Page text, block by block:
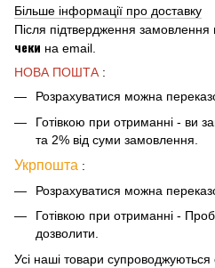
Більше інформації про доставку
Після підтвердження замовлення
чеки на email.
НОВА ПОШТА :
Розрахуватися можна
Готівкою при отриманні - ви
та 2% від суми замовлення.
Укрпошта :
Розрахуватися можна
Готівкою при отриманні -
дозволити.
Усі наші товари супроводжуються